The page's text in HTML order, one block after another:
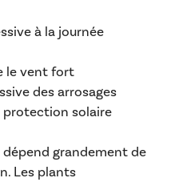
à la journée
le vent fort
des arrosages
protection solaire
dépend grandement de
Les plants